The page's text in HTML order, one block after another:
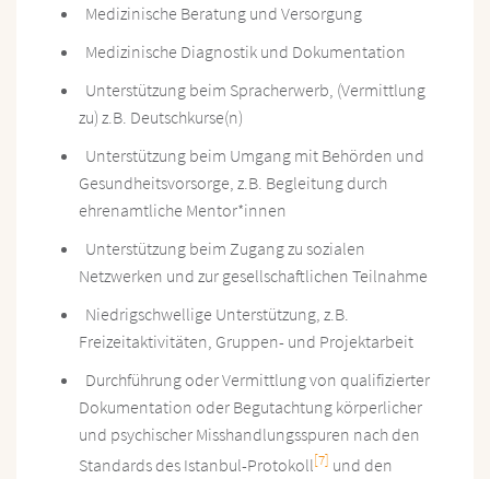
Medizinische Beratung und Versorgung
Medizinische Diagnostik und Dokumentation
Unterstützung beim Spracherwerb, (Vermittlung
zu) z.B. Deutschkurse(n)
Unterstützung beim Umgang mit Behörden und
Gesundheitsvorsorge, z.B. Begleitung durch
ehrenamtliche Mentor*innen
Unterstützung beim Zugang zu sozialen
Netzwerken und zur gesellschaftlichen Teilnahme
Niedrigschwellige Unterstützung, z.B.
Freizeitaktivitäten, Gruppen- und Projektarbeit
Durchführung oder Vermittlung von qualifizierter
Dokumentation oder Begutachtung körperlicher
und psychischer Misshandlungsspuren nach den
Standards des Istanbul-Protokoll[7] und den